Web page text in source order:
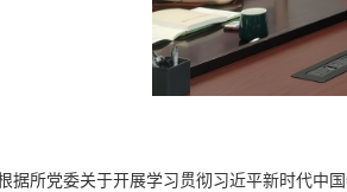
所党委关于开展学习贯彻习近平新时代中国